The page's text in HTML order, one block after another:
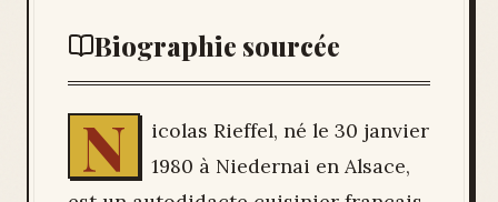
Biographie sourcée
N
icolas Rieffel, né le 30 janvier
1980 à Niedernai en Alsace,